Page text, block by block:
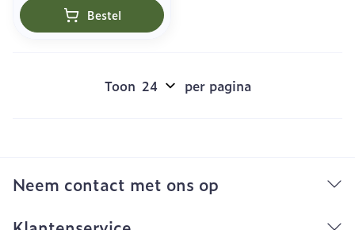
Bestel
Toon per pagina
Neem contact met ons op